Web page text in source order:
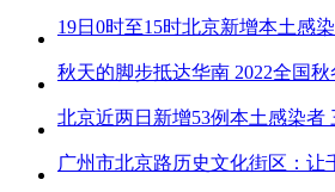
北京近两日新增53例本土感染者
广州市北京路历史文化街区：让